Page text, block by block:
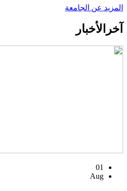
المزيد عن الجامعة
آخر الأخبار
01
Aug